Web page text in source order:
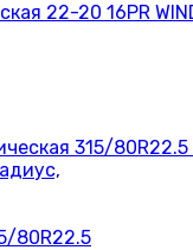
22-20 16PR
315/80R22.5
80R22.5